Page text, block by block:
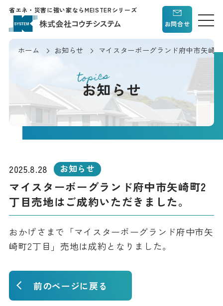
省エネ・災害に強い家ならMEISTERシリーズ
お問合せ
ホーム お知らせ マイスターボーグランド府中市矢崎
topics
お知らせ
2025.8.28 お知らせ
マイスターボーグランド府中市矢崎町2
丁目売地はご成約いただきました。
おかげさまで「マイスターボーグランド府中市矢
崎町2丁目」売地は成約となりました。
前のページに戻る